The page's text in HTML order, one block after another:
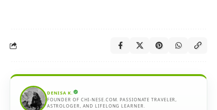
DENISA K.
FOUNDER OF CHI-NESE.COM. PASSIONATE TRAVELER,
ASTROLOGER, AND LIFELONG LEARNER.